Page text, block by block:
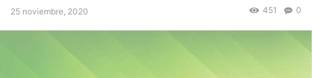
25 noviembre, 2020 0
451